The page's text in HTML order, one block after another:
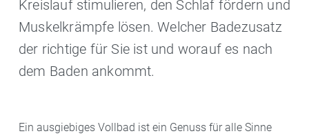
Kreislauf stimulieren, den Schlaf fördern und
Muskelkrämpfe lösen. Welcher Badezusatz
der richtige für Sie ist und worauf es nach
dem Baden ankommt.
Ein ausgiebiges Vollbad ist ein Genuss für alle Sinne